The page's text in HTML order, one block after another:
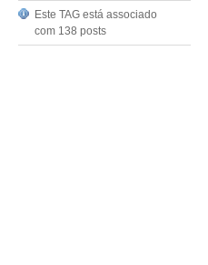
Este TAG está associado
com 138 posts